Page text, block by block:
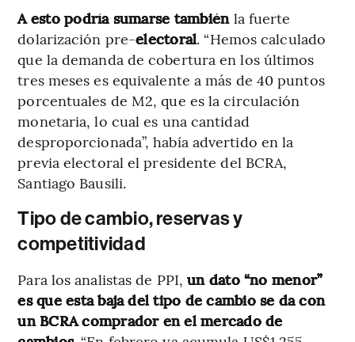
A esto podría sumarse también la fuerte
dolarización pre-electoral. “Hemos calculado
que la demanda de cobertura en los últimos
tres meses es equivalente a más de 40 puntos
porcentuales de M2, que es la circulación
monetaria, lo cual es una cantidad
desproporcionada”, había advertido en la
previa electoral el presidente del BCRA,
Santiago Bausili.
Tipo de cambio, reservas y
competitividad
Para los analistas de PPI,un dato “no menor”
es que esta baja del tipo de cambio se da con
un BCRA comprador en el mercado de